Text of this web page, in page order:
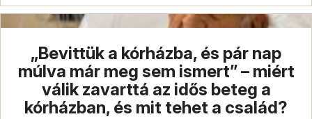
„Bevittük a kórházba, és pár nap
múlva már meg sem ismert” – miért
válik zavarttá az idős beteg a
kórházban, és mit tehet a család?